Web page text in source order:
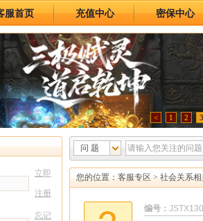
服首页 充值中心 密保中心
< 1 2 3
立即
注册
忘记
问 题
您的位置： 客服专区 > 社会关系
编号：